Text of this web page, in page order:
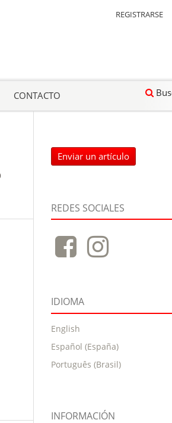
CONTACTO
REGISTRARSE
Enviar un artículo
REDES SOCIALES
IDIOMA
English
Español (España)
Português (Brasil)
INFORMACIÓN